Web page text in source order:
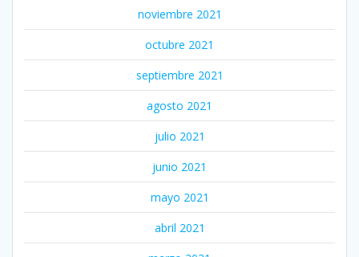
noviembre 2021
octubre 2021
septiembre 2021
agosto 2021
julio 2021
junio 2021
mayo 2021
abril 2021